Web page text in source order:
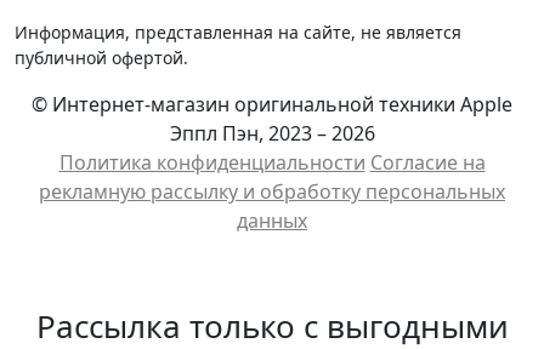
Информация, представленная на сайте, не является
публичной офертой.
© Интернет-магазин оригинальной техники Apple
Эппл Пэн, 2023 – 2026
Политика конфиденциальности Cогласие на
рекламную рассылку и обработку персональных
данных
Рассылка только с выгодными